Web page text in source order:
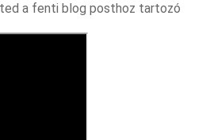
a fenti blog posthoz tartozó